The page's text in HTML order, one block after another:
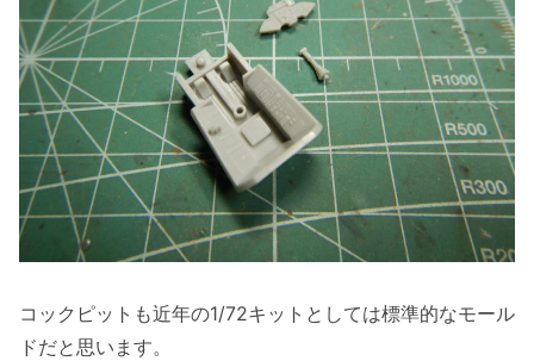
コックピットも近年の1/72キットとしては標準的なモール
ドだと思います。